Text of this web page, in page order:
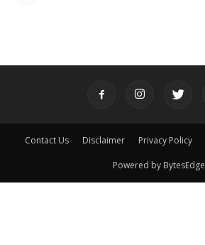
Contact Us Disclaimer Privacy Policy
Powered by BytesEdge